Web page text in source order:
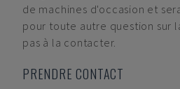
de machines d'occasion et
pour toute autre question sur
pas à la contacter.
PRENDRE CONTACT